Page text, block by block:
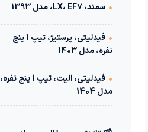
• سمند، LX، EF7، مدل 1393
•
فیدلیتی، پرستیژ، تیپ 1 پنج
نفره، مدل 1403
•
فیدلیتی، الیت، تیپ 1 پنج نفره،
مدل 1404